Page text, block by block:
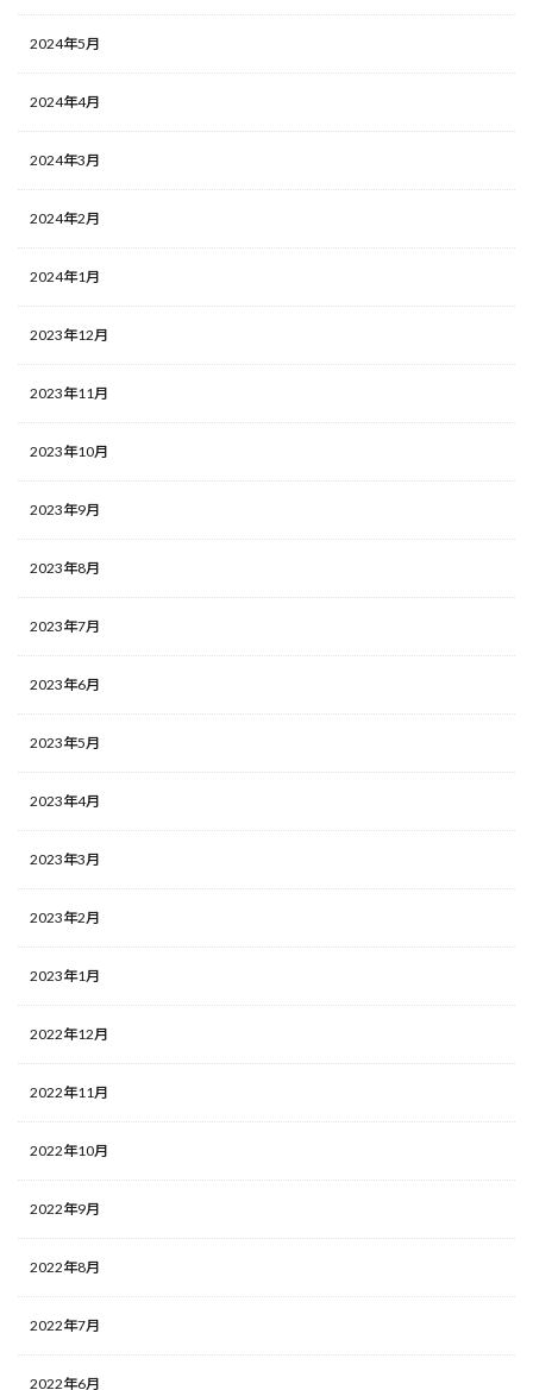
2024年5月
2024年4月
2024年3月
2024年2月
2024年1月
2023年12月
2023年11月
2023年10月
2023年9月
2023年8月
2023年7月
2023年6月
2023年5月
2023年4月
2023年3月
2023年2月
2023年1月
2022年12月
2022年11月
2022年10月
2022年9月
2022年8月
2022年7月
2022年6月